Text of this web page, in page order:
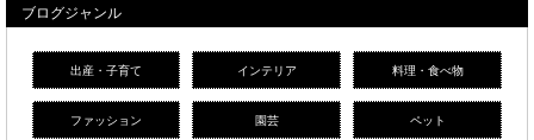
ブログジャンル
出産・子育て インテリア 料理・食べ物
ファッション 園芸 ペット